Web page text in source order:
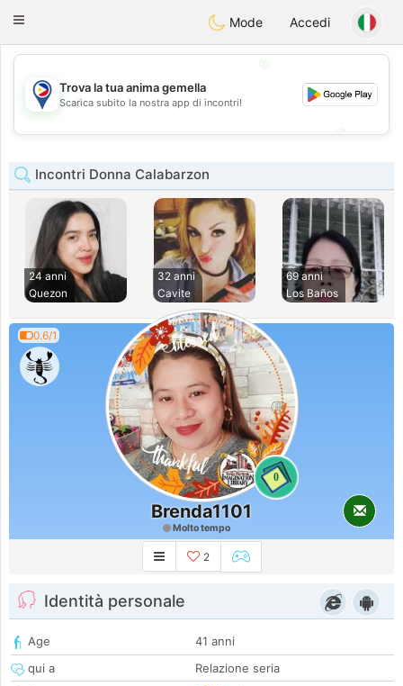
PhilippinesChat
Toggle
Mode Accedi
💖
💕
Trova la tua anima gemella
Scarica subito la nostra app di incontri!
Incontri Donna Calabarzon
24 anni
Quezon
32 anni
Cavite
69 anni
Los Baños
0.6/1
0
Brenda1101
Molto tempo
2
Identità personale
Age
41 anni
qui a
Relazione seria